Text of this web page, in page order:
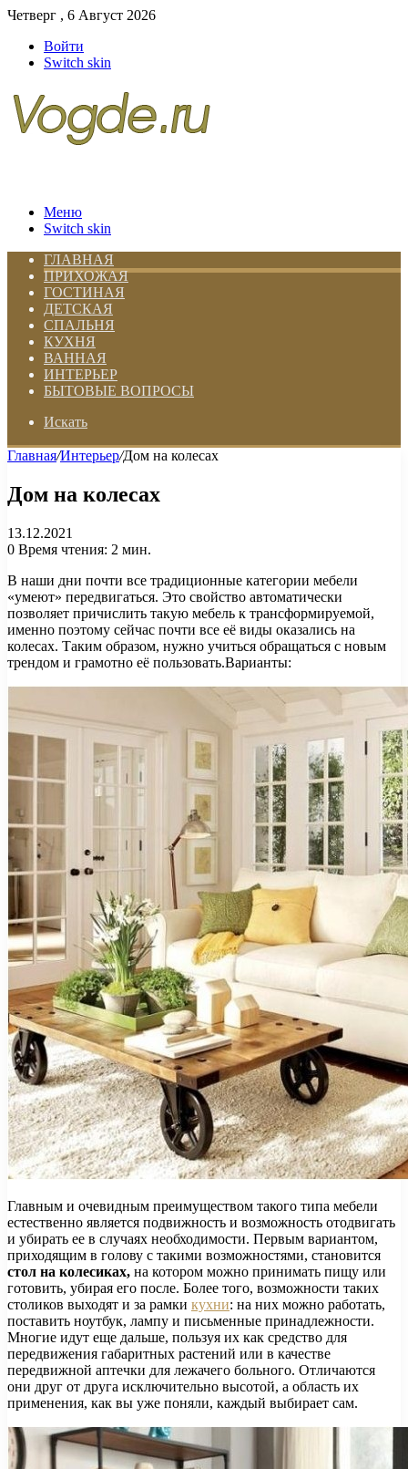
Четверг , 6 Август 2026
Войти
Switch skin
Меню
Switch skin
ГЛАВНАЯ
ПРИХОЖАЯ
ГОСТИНАЯ
ДЕТСКАЯ
СПАЛЬНЯ
КУХНЯ
ВАННАЯ
ИНТЕРЬЕР
БЫТОВЫЕ ВОПРОСЫ
Искать
Главная/Интерьер/Дом на колесах
Дом на колесах
13.12.2021
0 Время чтения: 2 мин.
В наши дни почти все традиционные категории мебели
«умеют» передвигаться. Это свойство автоматически
позволяет причислить такую мебель к трансформируемой,
именно поэтому сейчас почти все её виды оказались на
колесах. Таким образом, нужно учиться обращаться с новым
трендом и грамотно её пользовать.Варианты:
Главным и очевидным преимуществом такого типа мебели
естественно является подвижность и возможность отодвигать
и убирать ее в случаях необходимости. Первым вариантом,
приходящим в голову с такими возможностями, становится
стол на колесиках, на котором можно принимать пищу или
готовить, убирая его после. Более того, возможности таких
столиков выходят и за рамки кухни: на них можно работать,
поставить ноутбук, лампу и письменные принадлежности.
Многие идут еще дальше, пользуя их как средство для
передвижения габаритных растений или в качестве
передвижной аптечки для лежачего больного. Отличаются
они друг от друга исключительно высотой, а область их
применения, как вы уже поняли, каждый выбирает сам.